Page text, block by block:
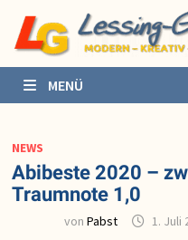
zum
Inhalt
MENÜ
NEWS
Abibeste 2020 –
Traumnote 1,0
vonPabst 1. Juli